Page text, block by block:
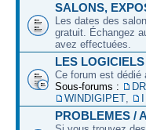
SALONS,
Les dates des
gratuit. Échangez
avez effectuées.
LES LOGICIELS
Ce forum est dédié
Sous-forums :
WINDIGIPET,
PROBLEMES /